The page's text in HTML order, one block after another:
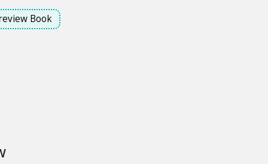
Book